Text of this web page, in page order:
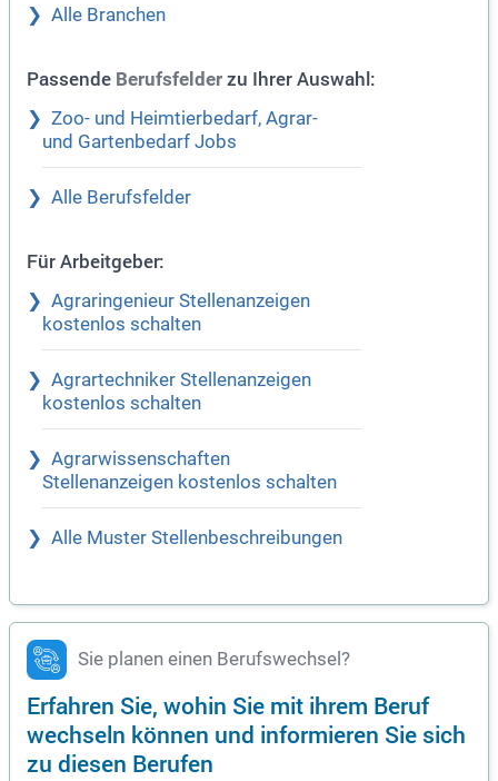
Alle Branchen
Passende Berufsfelder zu Ihrer Auswahl:
Zoo- und Heimtierbedarf, Agrar-
und Gartenbedarf Jobs
Alle Berufsfelder
Für Arbeitgeber:
Agraringenieur Stellenanzeigen
kostenlos schalten
Agrartechniker Stellenanzeigen
kostenlos schalten
Agrarwissenschaften
Stellenanzeigen kostenlos schalten
Alle Muster Stellenbeschreibungen
Sie planen einen Berufswechsel?
Erfahren Sie, wohin Sie mit ihrem Beruf
wechseln können und informieren Sie sich
zu diesen Berufen